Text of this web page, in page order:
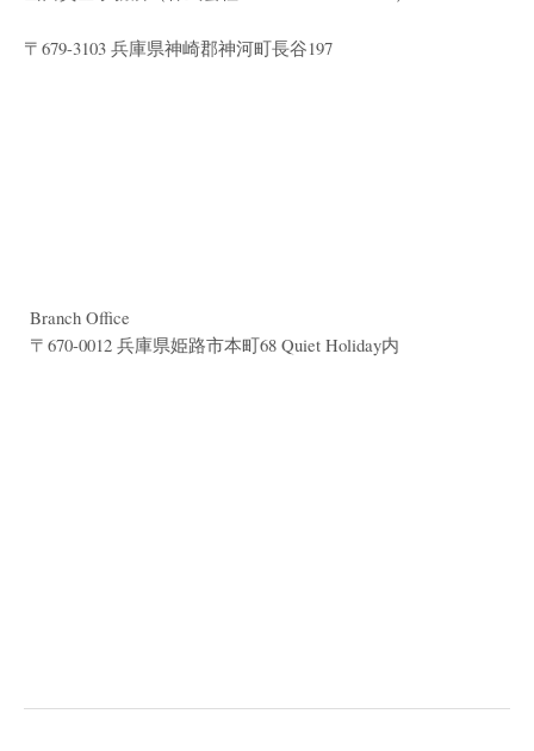
〒679-3103 兵庫県神崎郡神河町長谷197
Branch Office
〒670-0012 兵庫県姫路市本町68 Quiet Holiday内